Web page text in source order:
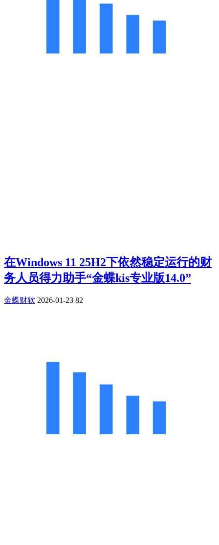
在Windows 11 25H2下依然稳定运行的财
务人员得力助手“金蝶kis专业版14.0”
金蝶财软 2026-01-23 82